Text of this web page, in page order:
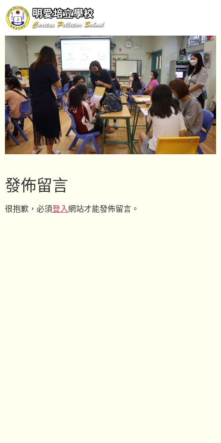
發佈留言
很抱歉，必須登入網站才能發佈留言。